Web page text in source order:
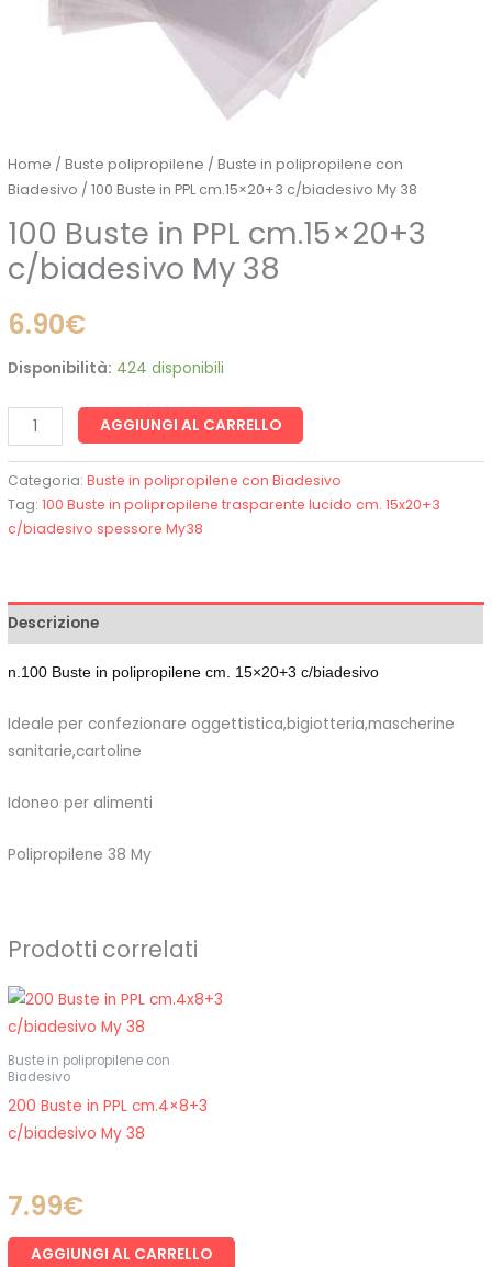
Home /Buste polipropilene /Buste in polipropilene con
Biadesivo / 100 Buste in PPL cm.15×20+3 c/biadesivo My 38
100 Buste in PPL cm.15×20+3
c/biadesivo My 38
6.90€
Disponibilità: 424 disponibili
AGGIUNGI AL CARRELLO
Categoria:Buste in polipropilene con Biadesivo
Tag:100 Buste in polipropilene trasparente lucido cm. 15x20+3
c/biadesivo spessore My38
Descrizione
n.100 Buste in polipropilene cm. 15×20+3 c/biadesivo
Ideale per confezionare oggettistica,bigiotteria,mascherine
sanitarie,cartoline
Idoneo per alimenti
Polipropilene 38 My
Prodotti correlati
Buste in polipropilene con
Biadesivo
200 Buste in PPL cm.4×8+3
c/biadesivo My 38
7.99€
AGGIUNGI AL CARRELLO